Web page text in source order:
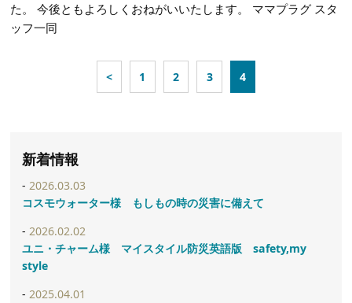
た。 今後ともよろしくおねがいいたします。 ママプラグ スタ
ッフ一同
< 1 2 3 4
新着情報
2026.03.03
コスモウォーター様 もしもの時の災害に備えて
2026.02.02
ユニ・チャーム様 マイスタイル防災英語版 safety,my
style
2025.04.01